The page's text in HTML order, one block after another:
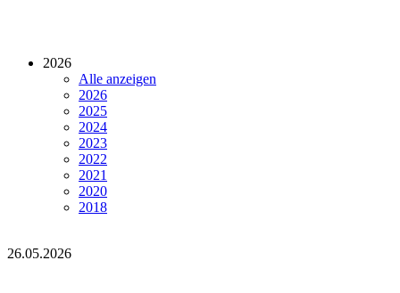
2026
Alle anzeigen
2026
2025
2024
2023
2022
2021
2020
2018
26.05.2026